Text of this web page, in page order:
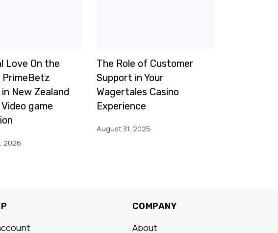
Love On the
New Zealand
game
2026
The Role of Customer
Support in Your
Wagertales Casino
Experience
August 31, 2025
COMPANY
About